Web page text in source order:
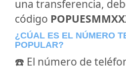
una transferencia,
código
¿CÚAL ES EL NÚMERO
POPULAR?
☎️ El número de